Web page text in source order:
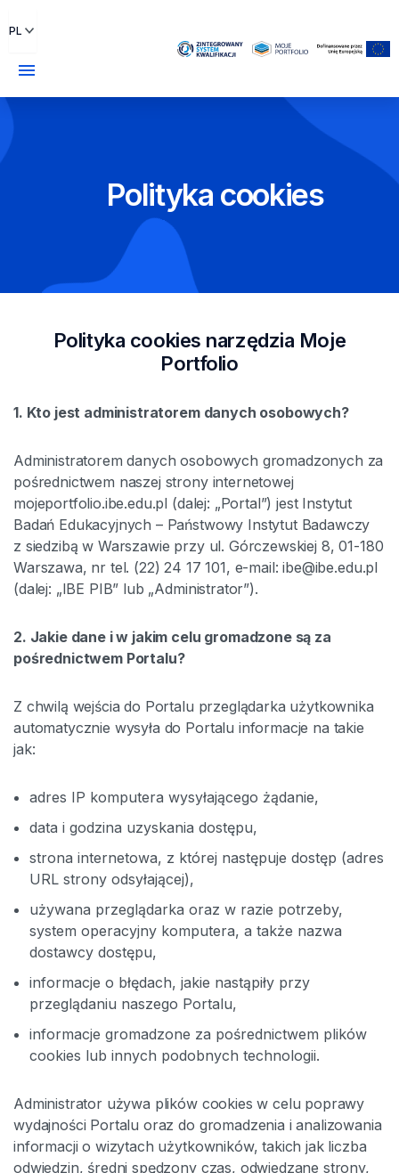
PL
menu
Polityka cookies
Polityka cookies narzędzia Moje
Portfolio
1. Kto jest administratorem danych osobowych?
Administratorem danych osobowych gromadzonych za
pośrednictwem naszej strony internetowej
mojeportfolio.ibe.edu.pl (dalej: „Portal”) jest Instytut
Badań Edukacyjnych – Państwowy Instytut Badawczy
z siedzibą w Warszawie przy ul. Górczewskiej 8, 01-180
Warszawa, nr tel. (22) 24 17 101, e-mail: ibe@ibe.edu.pl
(dalej: „IBE PIB” lub „Administrator”).
2. Jakie dane i w jakim celu gromadzone są za
pośrednictwem Portalu?
Z chwilą wejścia do Portalu przeglądarka użytkownika
automatycznie wysyła do Portalu informacje na takie
jak:
adres IP komputera wysyłającego żądanie,
data i godzina uzyskania dostępu,
strona internetowa, z której następuje dostęp (adres
URL strony odsyłającej),
używana przeglądarka oraz w razie potrzeby,
system operacyjny komputera, a także nazwa
dostawcy dostępu,
informacje o błędach, jakie nastąpiły przy
przeglądaniu naszego Portalu,
informacje gromadzone za pośrednictwem plików
cookies lub innych podobnych technologii.
Administrator używa plików cookies w celu poprawy
wydajności Portalu oraz do gromadzenia i analizowania
informacji o wizytach użytkowników, takich jak liczba
odwiedzin, średni spędzony czas, odwiedzane strony,